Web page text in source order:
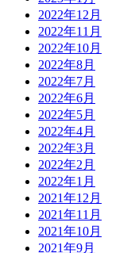
2022年12月
2022年11月
2022年10月
2022年8月
2022年7月
2022年6月
2022年5月
2022年4月
2022年3月
2022年2月
2022年1月
2021年12月
2021年11月
2021年10月
2021年9月